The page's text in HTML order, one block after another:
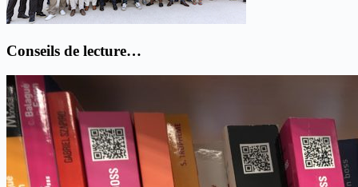
Conseils de lecture…